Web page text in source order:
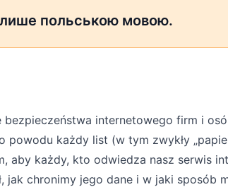
лише польською мовою.
internetowego firm i
każdy list (w tym zwykły
aby każdy, kto odwiedza nasz serwis
jak chronimy jego dane i w jaki sposób